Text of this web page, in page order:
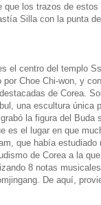
los trazos de
Silla con la punta
el centro del templo
por Choe Chi-won, y
de Corea.
una escultura única
la figura del Buda
es el lugar en que
que había
de Corea a la
8 notas
De aquí,